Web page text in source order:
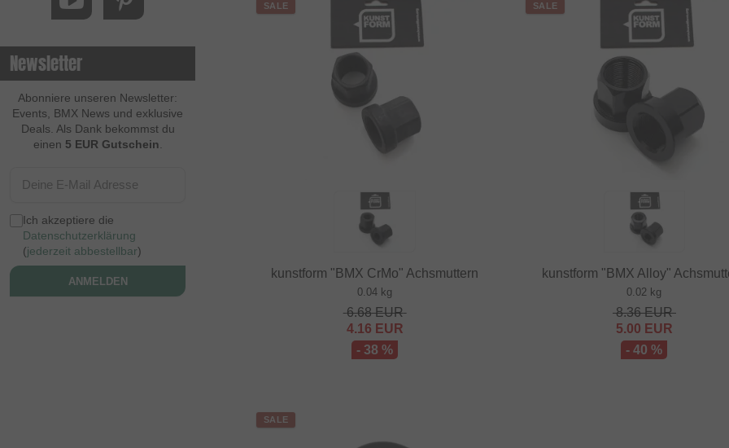
Newsletter
Abonniere unseren Newsletter:
Events, BMX News und exklusive
Deals. Als Dank bekommst du
einen 5 EUR Gutschein
Ich akzeptiere die
Datenschutzerklärung
(jederzeit abbestellbar)
ANMELDEN
SALE
kunstform "BMX CrMo" Achsmuttern
0.04 kg
6.68EUR
4.16 EUR
- 38 %
SALE
kunstform "BMX Alloy"
0.02 kg
8.36EUR
5.00 EUR
- 40 %
SALE